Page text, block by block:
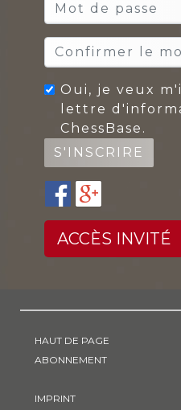
Oui, je veux
lettre
ChessBase.
ACCÈS INVITÉ
HAUT DE PAGE
ABONNEMENT
IMPRINT